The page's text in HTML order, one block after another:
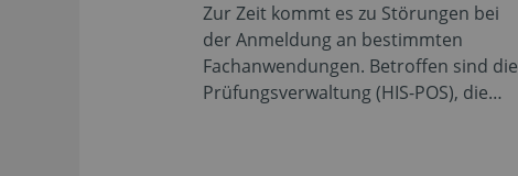
Zur Zeit kommt es zu Störungen bei
der Anmeldung an bestimmten
Fachanwendungen. Betroffen sind die
Prüfungsverwaltung (HIS-POS), die…